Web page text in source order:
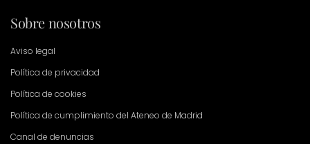
Sobre nosotros
Aviso legal
Política de privacidad
Política de cookies
Política de cumplimiento del Ateneo de Madrid
Canal de denuncias